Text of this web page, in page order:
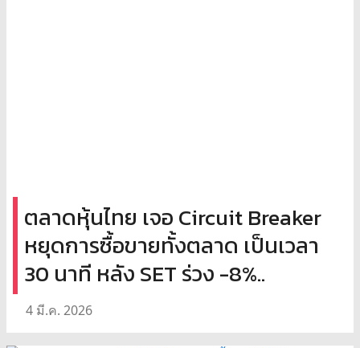
ตลาดหุ้นไทย เจอ Circuit Breaker
หยุดการซื้อขายทั้งตลาด เป็นเวลา
30 นาที หลัง SET ร่วง -8%..
4 มี.ค. 2026